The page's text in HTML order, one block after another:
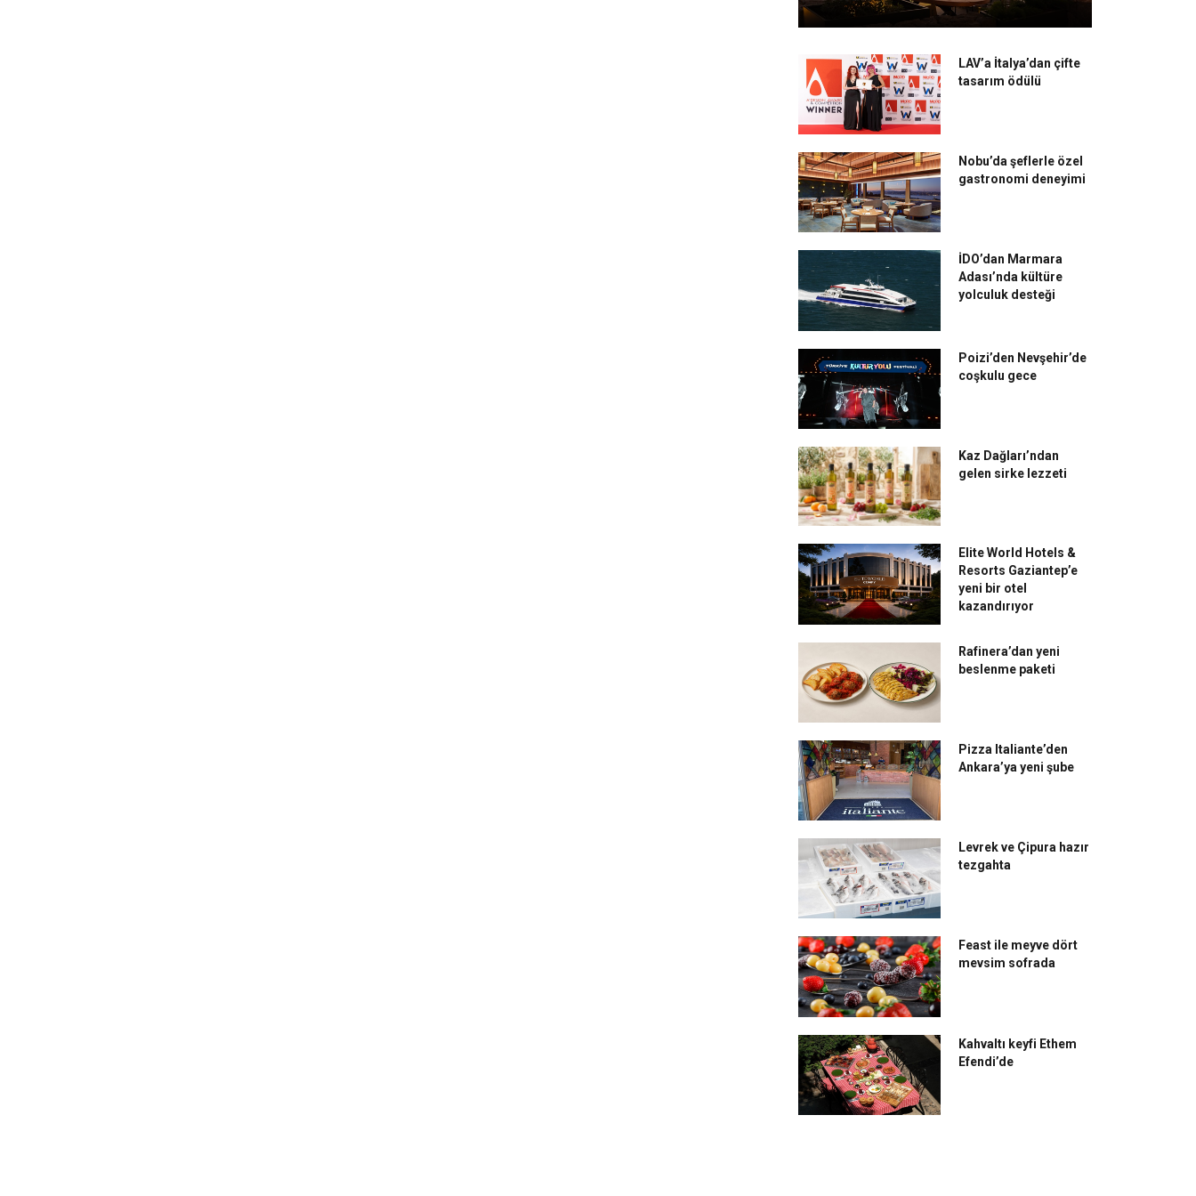
LAV’a İtalya’dan çifte
tasarım ödülü
Nobu’da şeflerle özel
gastronomi deneyimi
İDO’dan Marmara
Adası’nda kültüre
yolculuk desteği
Poizi’den Nevşehir’de
coşkulu gece
Kaz Dağları’ndan
gelen sirke lezzeti
Elite World Hotels &
Resorts Gaziantep’e
yeni bir otel
kazandırıyor
Rafinera’dan yeni
beslenme paketi
Pizza Italiante’den
Ankara’ya yeni şube
Levrek ve Çipura hazır
tezgahta
Feast ile meyve dört
mevsim sofrada
Kahvaltı keyfi Ethem
Efendi’de